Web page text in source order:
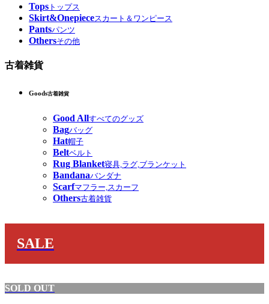
Tops トップス
Skirt&Onepieceスカート＆ワンピース
Pantsパンツ
Othersその他
古着雑貨
Goods古着雑貨
Good Allすべてのグッズ
Bagバッグ
Hat帽子
Beltベルト
Rug Blanket寝具,ラグ,ブランケット
Bandanaバンダナ
Scarfマフラー,スカーフ
Others古着雑貨
SALE
SOLD OUT